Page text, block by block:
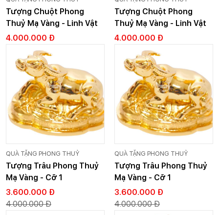
Tượng Chuột Phong
Thuỷ Mạ Vàng - Linh Vật
Phong Thuỷ - Cỡ 1
4.000.000 Đ
Tượng Chuột Phong
Thuỷ Mạ Vàng - Linh Vật
Phong Thuỷ - Cỡ 1
4.000.000 Đ
QUÀ TẶNG PHONG THUỶ
Tượng Trâu Phong Thuỷ
Mạ Vàng - Cỡ 1
3.600.000 Đ
4.000.000 Đ
QUÀ TẶNG PHONG THUỶ
Tượng Trâu Phong Thuỷ
Mạ Vàng - Cỡ 1
3.600.000 Đ
4.000.000 Đ